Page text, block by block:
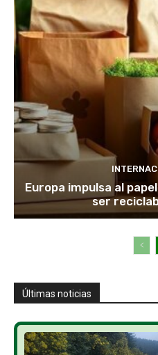
Europa impulsa al
ser
Últimas noticias